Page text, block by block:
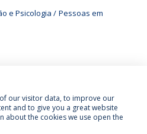
e Psicologia
Pessoas em
Termos & Condições
our visitor data, to improve our
and to give you a great website
about the cookies we use open the